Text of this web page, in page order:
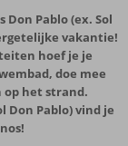
Pablo (ex. Sol
vakantie!
hoef je je
doe mee
op het strand.
Don Pablo) vind je